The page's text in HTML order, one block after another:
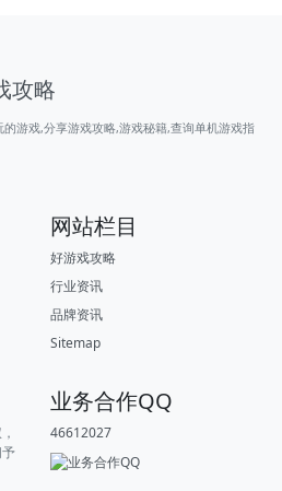
攻略
游戏,分享游戏攻略,游戏秘籍,查询单机游戏指
网站栏目
好游戏攻略
行业资讯
品牌资讯
Sitemap
业务合作QQ
46612027